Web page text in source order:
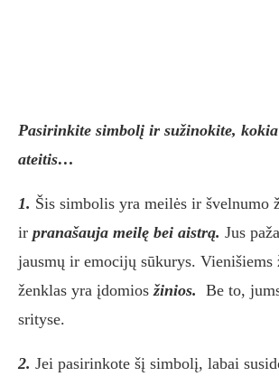
Pasirinkite simbolį ir sužinokite,
ateitis…
1. Šis simbolis yra meilės ir švelnumo
ir pranašauja meilę bei aistrą. Jus
jausmų ir emocijų sūkurys. Vienišiems
ženklas yra įdomios žinios. Be to,
srityse.
2. Jei pasirinkote šį simbolį, labai